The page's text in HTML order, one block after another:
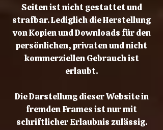
Seiten ist nicht gestattet und
strafbar. Lediglich die Herstellung
von Kopien und Downloads für den
persönlichen, privaten und nicht
kommerziellen Gebrauch ist
erlaubt.
Die Darstellung dieser Website in
fremden Frames ist nur mit
schriftlicher Erlaubnis zulässig.